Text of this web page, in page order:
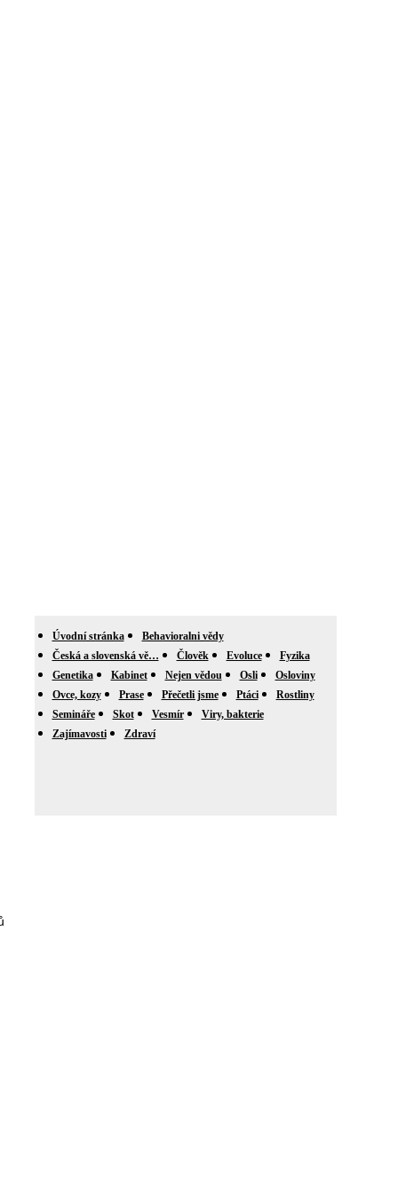
Úvodní stránka
Behavioralni vědy
Česká a slovenská vě…
Člověk Evoluce
Fyzika
Genetika
Kabinet Nejen vědou Osli
Osloviny
Ovce, kozy
Prase Přečetli jsme Ptáci
Rostliny
Semináře
Skot Vesmír
Viry, bakterie
Zajímavosti
Zdraví